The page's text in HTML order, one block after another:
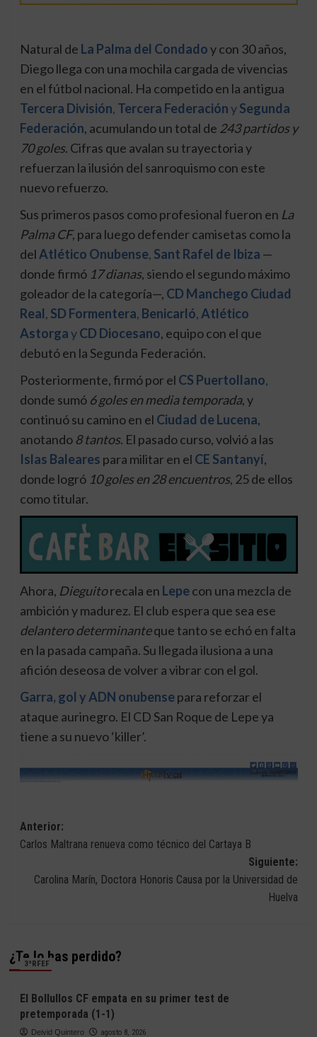
Natural de La Palma del Condadoy con 30 años,
Diego llega con una mochila cargada de vivencias
en el fútbol nacional. Ha competido en la antigua
Tercera División, Tercera FederaciónySegunda
Federación, acumulando un total de 243 partidos y
70 goles. Cifras que avalan su trayectoria y
refuerzan la ilusión del sanroquismo con este
nuevo refuerzo.
Sus primeros pasos como profesional fueron en La
Palma CF, para luego defender camisetas como la
delAtlético Onubense, Sant Rafel de Ibiza —
donde firmó 17 dianas, siendo el segundo máximo
goleador de la categoría—, CD Manchego Ciudad
Real, SD Formentera, Benicarló,Atlético
AstorgayCD Diocesano, equipo con el que
debutó en la Segunda Federación.
Posteriormente, firmó por el CS Puertollano,
donde sumó 6 goles en media temporada, y
continuó su camino en el Ciudad de Lucena,
anotando 8 tantos. El pasado curso, volvió a las
Islas Baleares para militar en el CE Santanyí,
donde logró 10 goles en 28 encuentros, 25 de ellos
como titular.
Ahora, Dieguitorecala en Lepe con una mezcla de
ambición y madurez. El club espera que sea ese
delantero determinanteque tanto se echó en falta
en la pasada campaña. Su llegada ilusiona a una
afición deseosa de volver a vibrar con el gol.
Garra, gol y ADN onubensepara reforzar el
ataque aurinegro. El CD San Roque de Lepe ya
tiene a su nuevo ‘killer’.
Navegación
de
entradas
Anterior:
Carlos Maltrana renueva como técnico del Cartaya B
Siguiente:
Carolina Marín, Doctora Honoris Causa por la Universidad de
Huelva
¿Te lo has perdido?
3ªRFEF
El Bollullos CF empata en su primer test de
pretemporada (1-1)
Deivid Quintero agosto 8, 2026